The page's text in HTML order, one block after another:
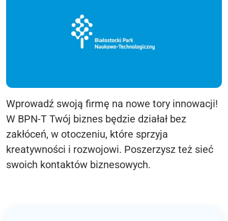
Wprowadź swoją firmę na nowe tory innowacji!
W BPN-T Twój biznes będzie działał bez
zakłóceń, w otoczeniu, które sprzyja
kreatywności i rozwojowi. Poszerzysz też sieć
swoich kontaktów biznesowych.